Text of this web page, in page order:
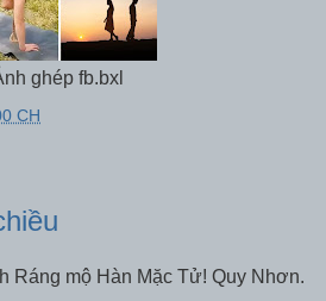
ghép fb.bxl
CH
Ráng mộ Hàn Mặc Tử! Quy Nhơn.